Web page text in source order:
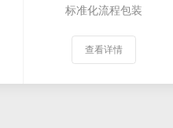
标准化流程包装
查看详情